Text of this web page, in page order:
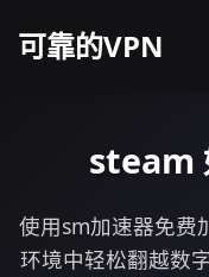
可靠的VPN
steam
使用sm加速器免费
环境中轻松翻越数